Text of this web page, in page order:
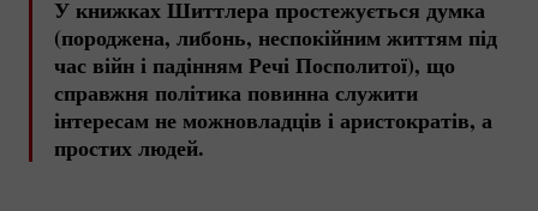
У книжках Шиттлера простежується думка
(породжена, либонь, неспокійним життям під
час війн і падінням Речі Посполитої), що
справжня політика повинна служити
інтересам не можновладців і аристократів, а
простих людей.